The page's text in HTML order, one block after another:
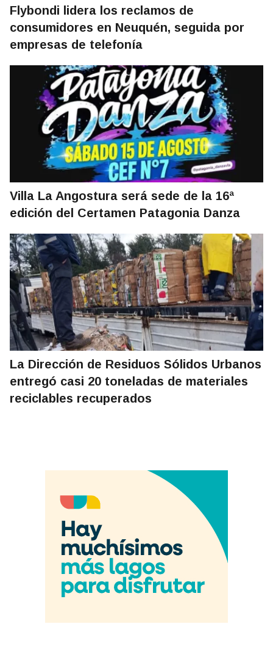
Flybondi lidera los reclamos de
consumidores en Neuquén, seguida por
empresas de telefonía
Villa La Angostura será sede de la 16ª
edición del Certamen Patagonia Danza
La Dirección de Residuos Sólidos Urbanos
entregó casi 20 toneladas de materiales
reciclables recuperados